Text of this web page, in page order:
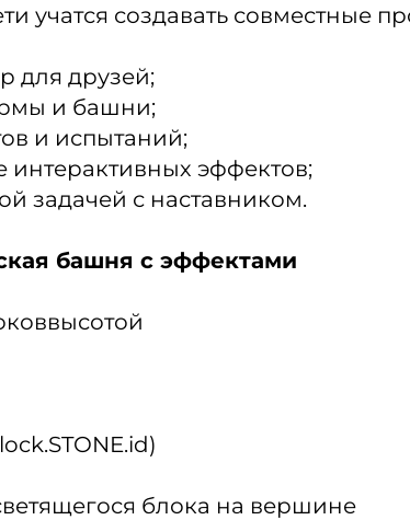
учатся создавать совместные
для друзей;
и башни;
и испытаний;
эффектов;
задачей с наставником.
башня с эффектами
блока на вершине